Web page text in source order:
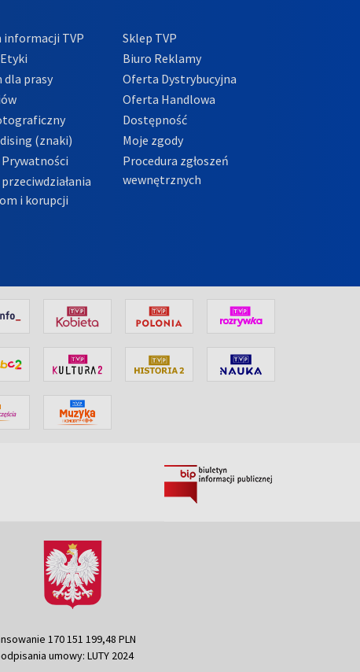
informacji TVP
dla prasy
(znaki)
i korupcji
Sklep TVP
Biuro Reklamy
Oferta Dystrybucyjna
Oferta Handlowa
Dostępność
Moje zgody
Procedura zgłoszeń
wewnętrznych
170 151 199,48 PLN
umowy: LUTY 2024